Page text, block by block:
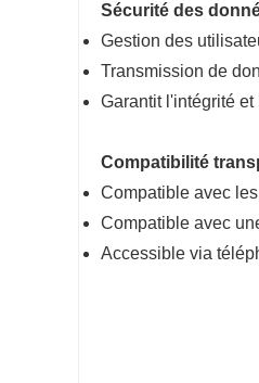
Sécurité des
Gestion des
Transmission de
Garantit l'intégrité
Compatibilité
Compatible avec
Compatible avec
Accessible via